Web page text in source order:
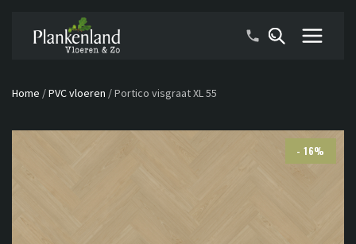
Home /PVC vloeren /Portico visgraat XL 55
- 16%